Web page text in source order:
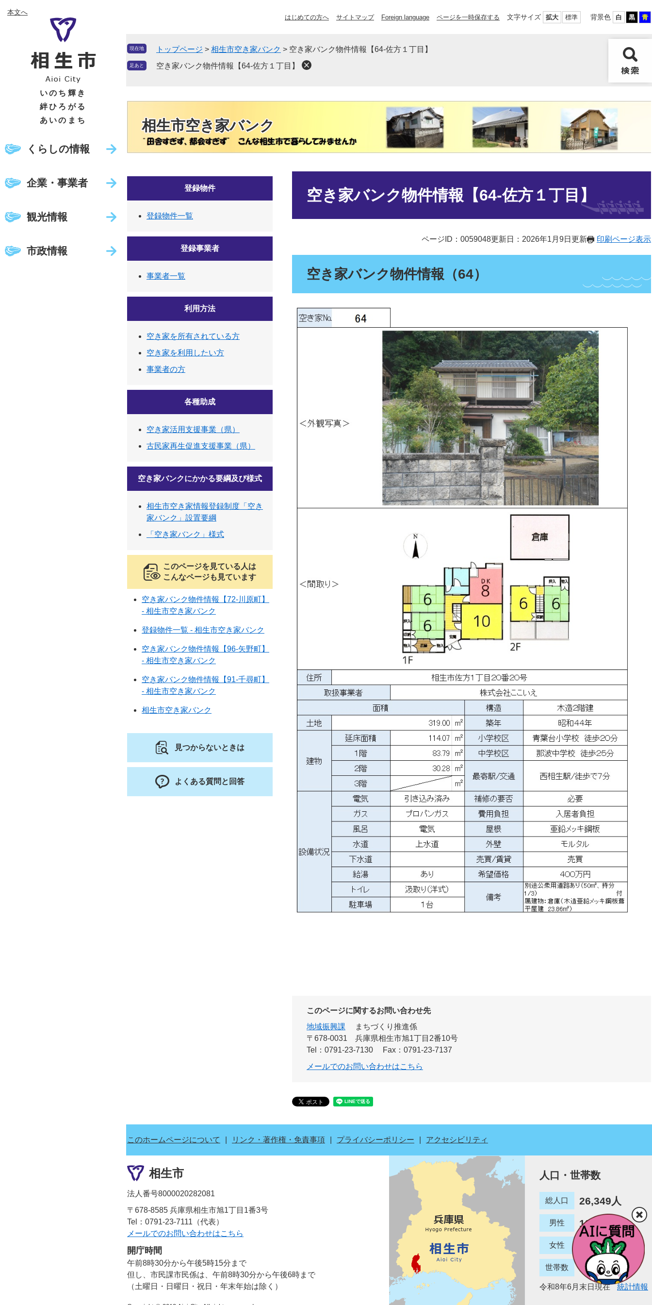
ー
ニ
本文へ
いのち輝き
絆ひろがる
あいのまち
くらしの情報
企業・事業者
観光情報
市政情報
はじめての方へ サイトマップ Foreign language ページを一時保存する 文字サイズ 拡大 標準 背景色 白 黒 青
現在地 トップページ > 相生市空き家バンク > 空き家バンク物件情報【64-佐方１丁目】
足あと 空き家バンク物件情報【64-佐方１丁目】
相生市空き家バンク
空き家バンク物件情報【64-佐方１丁目】
ページID：0059048更新日：2026年1月9日更新 印刷ページ表示
空き家バンク物件情報（64）
このページに関するお問い合わせ先
地域振興課
まちづくり推進係
〒678-0031
兵庫県相生市旭1丁目2番10号
Tel：0791-23-7130
Fax：0791-23-7137
メールでのお問い合わせはこちら
登録物件
登録物件一覧
登録事業者
事業者一覧
利用方法
空き家を所有されている方
空き家を利用したい方
事業者の方
各種助成
空き家活用支援事業（県）
古民家再生促進支援事業（県）
空き家バンクにかかる要綱及び様式
相生市空き家情報登録制度「空き
家バンク」設置要綱
「空き家バンク」様式
このページを見ている人は
こんなページも見ています
空き家バンク物件情報【72-川原町】
- 相生市空き家バンク
登録物件一覧 - 相生市空き家バンク
空き家バンク物件情報【96-矢野町】
- 相生市空き家バンク
空き家バンク物件情報【91-千尋町】
- 相生市空き家バンク
相生市空き家バンク
見つからないときは
よくある質問と回答
このホームページについて リンク・著作権・免責事項 プライバシーポリシー アクセシビリティ
相生市
法人番号8000020282081
〒678-8585 兵庫県相生市旭1丁目1番3号
Tel：0791-23-7111（代表）
メールでのお問い合わせはこちら
開庁時間
午前8時30分から午後5時15分まで
但し、市民課市民係は、午前8時30分から午後6時まで
（土曜日・日曜日・祝日・年末年始は除く）
人口・世帯数
総人口 26,349人
男性 12,780人
女性 13,569人
世帯数 12,887世帯
令和8年6月末日現在 統計情報